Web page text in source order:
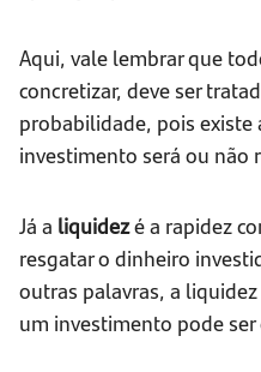
Aqui, vale lembrar que
concretizar, deve ser
probabilidade, pois existe
investimento será ou não
Já a liquidezé a rapidez
resgatar o dinheiro
outras palavras, a
um investimento pode